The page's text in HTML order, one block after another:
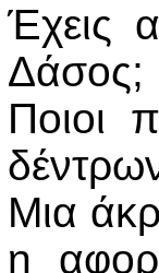
Έχεις
Δάσος;
Ποιοι
Μια
η